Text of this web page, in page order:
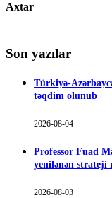
Axtar
Son yazılar
Türkiyə-
təqdim olunub
2026-08-04
Professor Fuad
yenilənən
2026-08-03